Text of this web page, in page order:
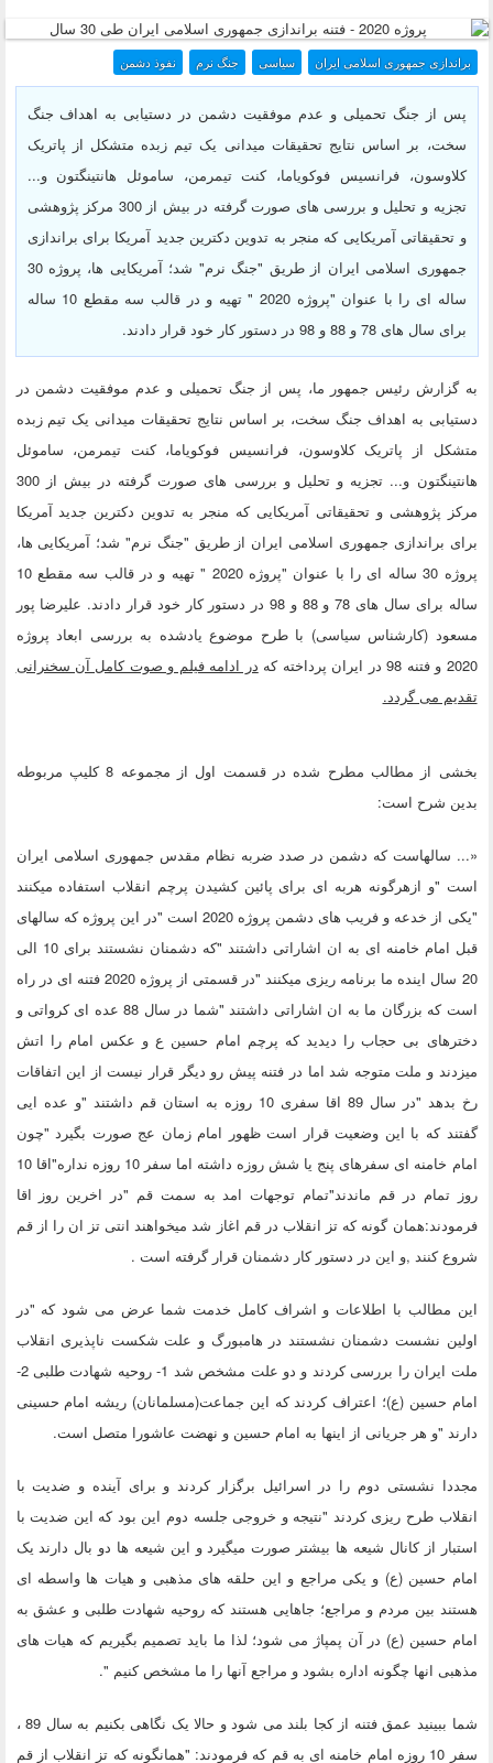
براندازی جمهوری اسلامی ایران سیاسی جنگ نرم نفوذ دشمن
پس از جنگ تحمیلی و عدم موفقیت دشمن در دستیابی به اهداف جنگ
سخت، بر اساس نتایج تحقیقات میدانی یک تیم زبده متشکل از پاتریک
کلاوسون، فرانسیس فوکویاما، کنت تیمرمن، ساموئل هانتینگتون و...
تجزیه و تحلیل و بررسی های صورت گرفته در بیش از 300 مرکز پژوهشی
و تحقیقاتی آمریکایی که منجر به تدوین دکترین جدید آمریکا برای براندازی
جمهوری اسلامی ایران از طریق "جنگ نرم" شد؛ آمریکایی ها، پروژه 30
ساله ای را با عنوان "پروژه 2020 " تهیه و در قالب سه مقطع 10 ساله
برای سال های 78 و 88 و 98 در دستور کار خود قرار دادند.
به گزارش رئیس جمهور ما، پس از جنگ تحمیلی و عدم موفقیت دشمن در
دستیابی به اهداف جنگ سخت، بر اساس نتایج تحقیقات میدانی یک تیم زبده
متشکل از پاتریک کلاوسون، فرانسیس فوکویاما، کنت تیمرمن، ساموئل
هانتینگتون و... تجزیه و تحلیل و بررسی های صورت گرفته در بیش از 300
مرکز پژوهشی و تحقیقاتی آمریکایی که منجر به تدوین دکترین جدید آمریکا
برای براندازی جمهوری اسلامی ایران از طریق "جنگ نرم" شد؛ آمریکایی ها،
پروژه 30 ساله ای را با عنوان "پروژه 2020 " تهیه و در قالب سه مقطع 10
ساله برای سال های 78 و 88 و 98 در دستور کار خود قرار دادند. علیرضا پور
مسعود (کارشناس سیاسی) با طرح موضوع یادشده به بررسی ابعاد پروژه
2020 و فتنه 98 در ایران پرداخته که
در ادامه فیلم و صوت کامل آن سخنرانی
تقدیم می گردد.
بخشی از مطالب مطرح شده در قسمت اول از مجموعه 8 کلیپ مربوطه
بدین شرح است:
«... سالهاست که دشمن در صدد ضربه نظام مقدس جمهوری اسلامی ایران
است "و ازهرگونه هربه ای برای پائین کشیدن پرچم انقلاب استفاده میکنند
"یکی از خدعه و فریب های دشمن پروژه 2020 است "در این پروژه که سالهای
قبل امام خامنه ای به ان اشاراتی داشتند "که دشمنان نشستند برای 10 الی
20 سال اینده ما برنامه ریزی میکنند "در قسمتی از پروژه 2020 فتنه ای در راه
است که بزرگان ما به ان اشاراتی داشتند "شما در سال 88 عده ای کرواتی و
دخترهای بی حجاب را دیدید که پرچم امام حسین ع و عکس امام را اتش
میزدند و ملت متوجه شد اما در فتنه پیش رو دیگر قرار نیست از این اتفاقات
رخ بدهد "در سال 89 اقا سفری 10 روزه به استان قم داشتند "و عده ایی
گفتند که با این وضعیت قرار است ظهور امام زمان عج صورت بگیرد "چون
امام خامنه ای سفرهای پنج یا شش روزه داشته اما سفر 10 روزه نداره"اقا 10
روز تمام در قم ماندند"تمام توجهات امد به سمت قم "در اخرین روز اقا
فرمودند:همان گونه که تز انقلاب در قم اغاز شد میخواهند انتی تز ان را از قم
شروع کنند ,و این در دستور کار دشمنان قرار گرفته است .
این مطالب با اطلاعات و اشراف کامل خدمت شما عرض می شود که "در
اولین نشست دشمنان نشستند در هامبورگ و علت شکست ناپذیری انقلاب
ملت ایران را بررسی کردند و دو علت مشخص شد 1- روحیه شهادت طلبی 2-
امام حسین (ع)؛ اعتراف کردند که این جماعت(مسلمانان) ریشه امام حسینی
دارند "و هر جریانی از اینها به امام حسین و نهضت عاشورا متصل است.
مجددا نشستی دوم را در اسرائیل برگزار کردند و برای آینده و ضدیت با
انقلاب طرح ریزی کردند "نتیجه و خروجی جلسه دوم این بود که این ضدیت با
استبار از کانال شیعه ها بیشتر صورت میگیرد و این شیعه ها دو بال دارند یک
امام حسین (ع) و یکی مراجع و این حلقه های مذهبی و هیات ها واسطه ای
هستند بین مردم و مراجع؛ جاهایی هستند که روحیه شهادت طلبی و عشق به
امام حسین (ع) در آن پمپاژ می شود؛ لذا ما باید تصمیم بگیریم که هیات های
مذهبی انها چگونه اداره بشود و مراجع آنها را ما مشخص کنیم ".
شما ببینید عمق فتنه از کجا بلند می شود و حالا یک نگاهی بکنیم به سال 89 ،
سفر 10 روزه امام خامنه ای به قم که فرمودند: "همانگونه که تز انقلاب از قم